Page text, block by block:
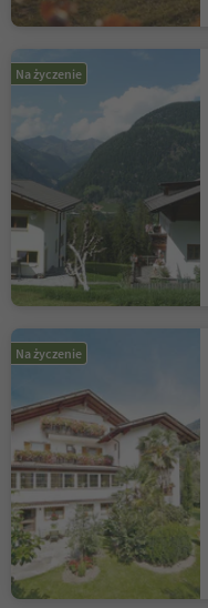
Na życzenie
Na życzenie